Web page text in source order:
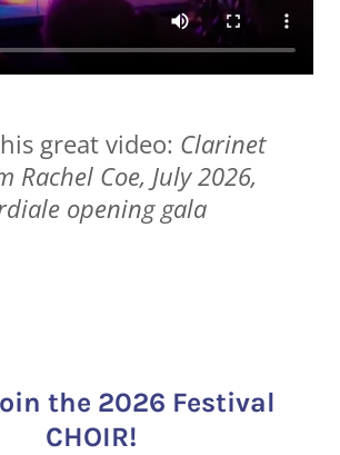
great video: Clarinet
Rachel Coe, July 2026,
opening gala
the 2026 Festival
CHOIR!